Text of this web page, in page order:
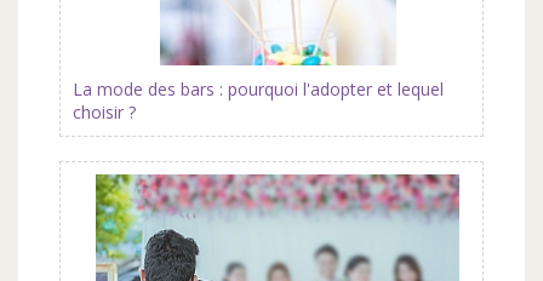
La mode des bars : pourquoi l'adopter et lequel
choisir ?